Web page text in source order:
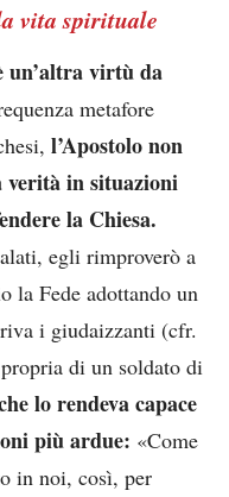
vita spirituale
un’altra virtù da
metafore
l’Apostolo non
verità in situazioni
la Chiesa.
egli rimproverò a
la Fede adottando un
i giudaizzanti (cfr.
di un soldato di
lo rendeva capace
più ardue: «Come
in noi, così, per